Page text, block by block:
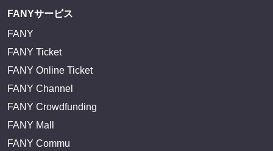
FANYサービス
FANY
FANY Ticket
FANY Online Ticket
FANY Channel
FANY Crowdfunding
FANY Mall
FANY Commu